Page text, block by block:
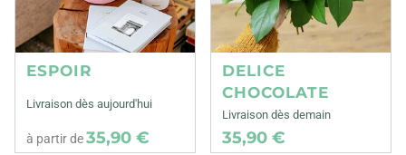
ESPOIR
Livraison dès aujourd'hui
à partir de35,90 €
DELICE
CHOCOLATE
Livraison dès demain
35,90 €